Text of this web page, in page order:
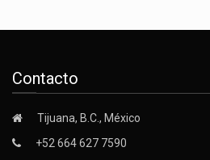
Contacto
Tijuana, B.C., México
+52 664 627 7590